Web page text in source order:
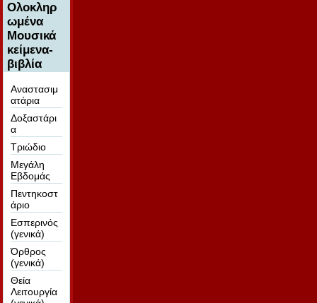
Ολοκληρ
ωμένα
Μουσικά
κείμενα-
βιβλία
Αναστασιμ
ατάρια
Δοξαστάρι
α
Τριώδιο
Μεγάλη
Εβδομάς
Πεντηκοστ
άριο
Εσπερινός
(γενικά)
Όρθρος
(γενικά)
Θεία
Λειτουργία